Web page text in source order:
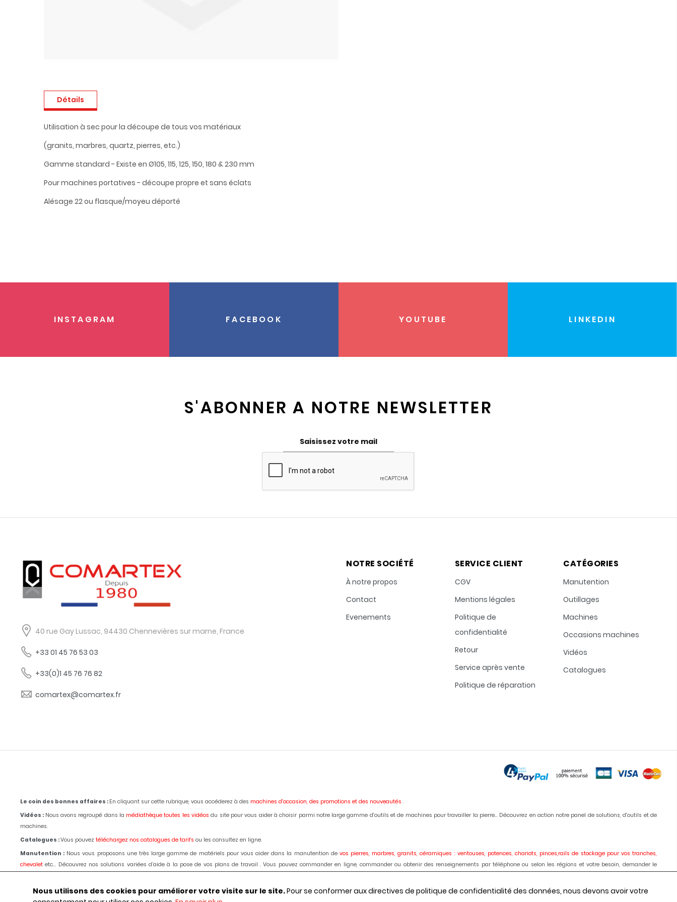
Détails
Utilisation à sec pour la découpe de tous vos matériaux
(granits, marbres, quartz, pierres, etc.)
Gamme standard - Existe en Ø105, 115, 125, 150, 180 & 230 mm
Pour machines portatives - découpe propre et sans éclats
Alésage 22 ou flasque/moyeu déporté
INSTAGRAM FACEBOOK YOUTUBE LINKEDIN
S'ABONNER A NOTRE NEWSLETTER
40 rue Gay Lussac, 94430 Chennevières sur marne, France
+33 01 45 76 53 03
+33(0)1 45 76 76 82
comartex@comartex.fr
NOTRE SOCIÉTÉ
À notre propos
Contact
Evenements
SERVICE CLIENT
CGV
Mentions légales
Politique de
confidentialité
Retour
Service après vente
Politique de réparation
CATÉGORIES
Manutention
Outillages
Machines
Occasions machines
Vidéos
Catalogues
Le coin des bonnes affaires : En cliquant sur cette rubrique, vous accéderez à des machines d'occasion, des promotions et des nouveautés .
Vidéos : Nous avons regroupé dans la médiathèque toutes les vidéos du site pour vous aider à choisir parmi notre large gamme d'outils et de machines pour travailler la pierre... Découvrez en action notre panel de solutions, d'outils et de
machines.
Catalogues :Vous pouvez téléchargez nos catalogues de tarifs ou les consultez en ligne.
Manutention : Nous vous proposons une très large gamme de matériels pour vous aider dans la manutention de vos pierres, marbres, granits, céramiques : ventouses, potences, chariots, pinces,rails de stockage pour vos tranches,
chevaletetc... Découvrez nos solutions variées d’aide à la pose de vos plans de travail . Vous pouvez commander en ligne, commander ou obtenir des renseignements par téléphone ou selon les régions et votre besoin, demander le
Outillages : Pour la marbrerie de décoration,tronçonnage,polissage, bouchardage des marbres, granits, bétons, céramiques, dekton : disque diamant, forets, fraises, meules, colles, silicones, antitachesetc... Vous pouvez commander en
ligne, commander ou obtenir des renseignements par téléphone ou selon les régions et votre besoin, demander le passage d'un de nos techniciens.
Nous utilisons des cookies pour améliorer votre visite sur le site.Pour se conformer aux directives de politique de confidentialité des données, nous devons avoir votre